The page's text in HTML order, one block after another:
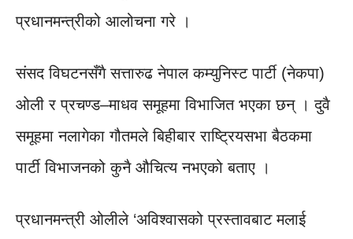
प्रधानमन्त्रीको आलोचना गरे ।
संसद विघटनसँगै सत्तारुढ नेपाल कम्युनिस्ट पार्टी (नेकपा)
ओली र प्रचण्ड–माधव समूहमा विभाजित भएका छन् । दुवै
समूहमा नलागेका गौतमले बिहीबार राष्ट्रियसभा बैठकमा
पार्टी विभाजनको कुनै औचित्य नभएको बताए ।
प्रधानमन्त्री ओलीले ‘अविश्वासको प्रस्तावबाट मलाई